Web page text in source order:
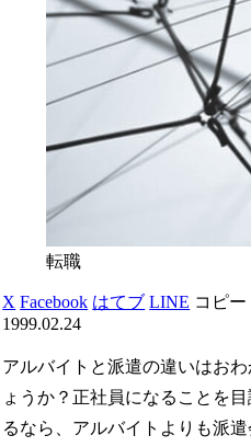
転職
X Facebook はてブ LINE コピー
1999.02.24
アルバイトと派遣の違いはおわ
ょうか？正社員になることを
るなら、アルバイトよりも派